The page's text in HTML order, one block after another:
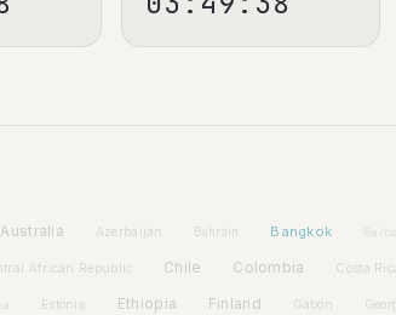
Australia Azerbaijan Bahrain Bangkok
African Republic Chile Colombia Costa
Estonia Ethiopia Finland Gabon